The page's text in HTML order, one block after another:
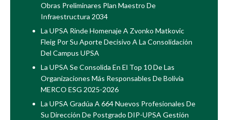
Obras Preliminares Plan Maestro De
Infraestructura 2034
La UPSA Rinde Homenaje A Zvonko Matkovic
Fleig Por Su Aporte Decisivo A La Consolidación
Del Campus UPSA
La UPSA Se Consolida En El Top 10 De Las
Organizaciones Más Responsables De Bolivia
MERCO ESG 2025-2026
La UPSA Gradúa A 664 Nuevos Profesionales De
Su Dirección De Postgrado DIP-UPSA Gestión